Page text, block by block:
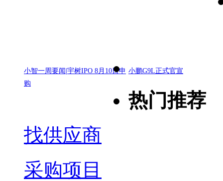
小智一周要闻|宇树IPO 8月10日申
购
小鹏G9L正式官宣
热门推荐
找供应商
采购项目